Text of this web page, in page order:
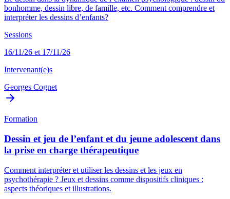
bonhomme, dessin libre, de famille, etc. Comment comprendre et
interpréter les dessins d’enfants?
Sessions
16/11/26 et 17/11/26
Intervenant(e)s
Georges Cognet
Formation
Dessin et jeu de l’enfant et du jeune adolescent dans
la prise en charge thérapeutique
Comment interpréter et utiliser les dessins et les jeux en
psychothérapie ? Jeux et dessins comme dispositifs cliniques :
aspects théoriques et illustrations.